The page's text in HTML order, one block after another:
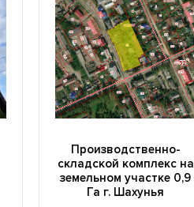
Производственно-
складской комплекс на
земельном участке 0,9
Га г. Шахунья